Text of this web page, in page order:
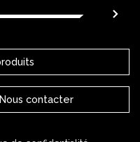
contacter